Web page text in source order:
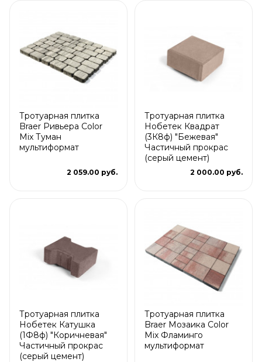
Тротуарная плитка
Braer Ривьера Color
Mix Туман
мультиформат
2 059.00 руб.
Тротуарная плитка
Нобетек Квадрат
(3К8ф) "Бежевая"
Частичный прокрас
(серый цемент)
2 000.00 руб.
Тротуарная плитка
Нобетек Катушка
(1Ф8ф) "Коричневая"
Частичный прокрас
(серый цемент)
Тротуарная плитка
Braer Мозаика Color
Mix Фламинго
мультиформат